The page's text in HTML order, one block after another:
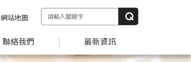
網站地圖
聯絡我們 最新資訊